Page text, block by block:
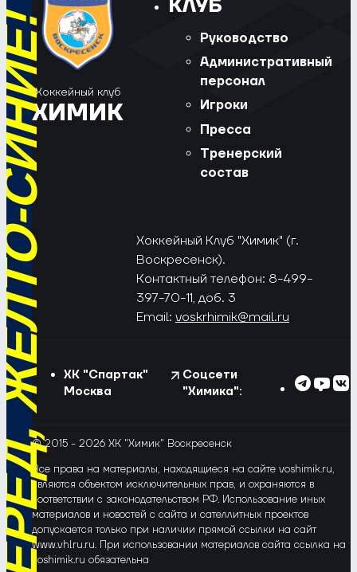
СИНИЕ!
Хоккейный клуб
ХИМИК
КЛУБ
Руководство
Административный
персонал
Игроки
Пресса
Тренерский
состав
Хоккейный Клуб "Химик" (г.
Воскресенск).
Контактный телефон: 8-499-
397-70-11, доб. 3
Email: voskrhimik@mail.ru
ХК "Спартак"
Москва
Соцсети
"Химика":
© 2015 - 2026 ХК "Химик" Воскресенск
Все права на материалы, находящиеся на сайте voshimik.ru,
являются объектом исключительных прав, и охраняются в
соответствии с законодательством РФ. Использование иных
материалов и новостей с сайта и сателлитных проектов
допускается только при наличии прямой ссылки на сайт
www.vhlru.ru. При использовании материалов сайта ссылка на
voshimik.ru обязательна